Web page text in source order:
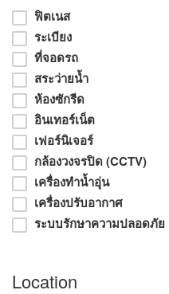
-พื้นที่ใช่สอย 400 เมตร เต็มพื้นที่ม
-ที่ดิน 100ตรว
-2นอนใหญ่ 2น้ำ
- 1ห้องโถง
-ห้องครัวไทย 1ห้อง
-มีพื้นที่ซักล้าง
-มีโฮมออฟฟิศ หรือจะทำสตูดิโอก็
-มีห้องสำหรับต้นไม้
-อยู่ในหมู่บ้านจัดสรร ที่ไม่วุ่นวาย
ตรว ละ 7 บาทเท่านั้น
-ใกล้ รพ สันกำแพง 2กม
ฟิตเนส
ระเบียง
ที่จอดรถ
สระว่ายน้ำ
ห้องซักรีด
อินเทอร์เน็ต
เฟอร์นิเจอร์
กล้องวงจรปิด (CCTV)
เครื่องทำน้ำอุ่น
เครื่องปรับอากาศ
ระบบรักษาความปลอดภัย
Location